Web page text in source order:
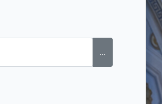
...